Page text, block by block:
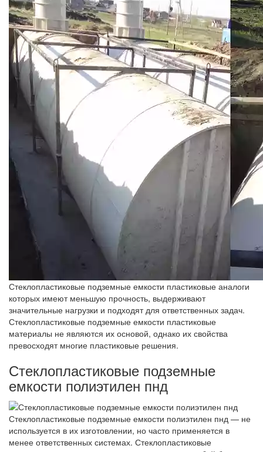
Стеклопластиковые подземные емкости пластиковые аналоги
которых имеют меньшую прочность, выдерживают
значительные нагрузки и подходят для ответственных задач.
Стеклопластиковые подземные емкости пластиковые
материалы не являются их основой, однако их свойства
превосходят многие пластиковые решения.
Стеклопластиковые подземные
емкости полиэтилен пнд
Стеклопластиковые подземные емкости полиэтилен пнд — не
используется в их изготовлении, но часто применяется в
менее ответственных системах. Стеклопластиковые